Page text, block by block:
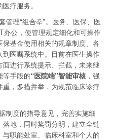
疗服务。
理“组合拳”。医务、医保、医
办公，使管理规定细化和可操作
基金使用相关的规章制度、各
医嘱系统中。目前在医生操作
进行系统提示、拦截，未来继
等手段的“医院端”智能审核 ，强
，多措并举，为规范临床诊疗
度的指导意见，完善实施细
地，同时奖罚分明，建立全链
职能处室、临床科室和个人的